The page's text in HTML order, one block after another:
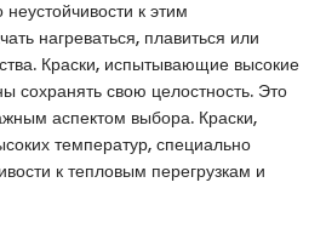
к этим
нагреваться, плавиться или
Краски, испытывающие высокие
сохранять свою целостность. Это
аспектом выбора. Краски,
температур, специально
к тепловым перегрузкам и